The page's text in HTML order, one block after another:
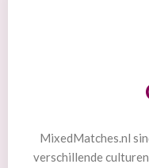
MixedMatches.nl
verschillende